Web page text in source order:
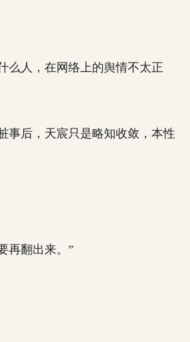
人，在网络上的舆情不太正
后，天宸只是略知收敛，本性
再翻出来。”